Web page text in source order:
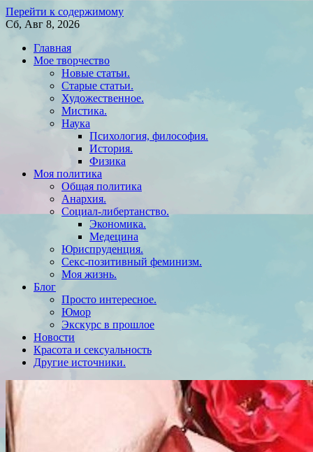
Перейти к содержимому
Сб, Авг 8, 2026
Главная
Мое творчество
Новые статьи.
Старые статьи.
Художественное.
Мистика.
Наука
Психология, философия.
История.
Физика
Моя политика
Общая политика
Анархия.
Социал-либертанство.
Экономика.
Медецина
Юриспруденция.
Секс-позитивный феминизм.
Моя жизнь.
Блог
Просто интересное.
Юмор
Экскурс в прошлое
Новости
Красота и сексуальность
Другие источники.